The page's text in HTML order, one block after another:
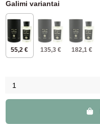
Galimi variantai
55,2 € 135,3 € 182,1 €